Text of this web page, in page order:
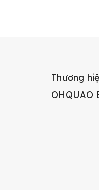
Thương
OHQUAO